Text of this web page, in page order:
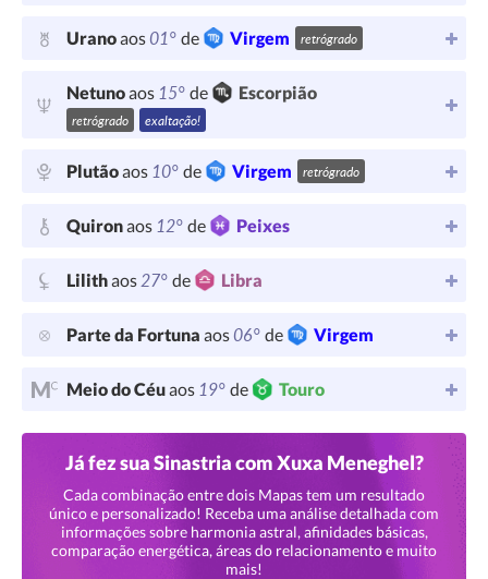
Uranoaos01° de Virgem retrógrado
Netunoaos 15° de Escorpião
retrógrado exaltação!
Plutãoaos 10° de Virgem retrógrado
Quironaos 12° de Peixes
Lilithaos27° de Libra
Parte da Fortuna aos06° de Virgem
Meio do Céuaos 19° de Touro
Já fez sua Sinastria com Xuxa Meneghel?
Cada combinação entre dois Mapas tem um resultado
único e personalizado! Receba uma análise detalhada com
informações sobre harmonia astral, afinidades básicas,
comparação energética, áreas do relacionamento e muito
mais!